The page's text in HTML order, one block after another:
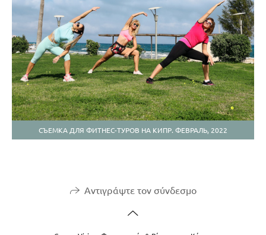
СЪЕМКА ДЛЯ ФИТНЕС-ТУРОВ НА КИПР. ФЕВРАЛЬ, 2022
Αντιγράψτε τον σύνδεσμο